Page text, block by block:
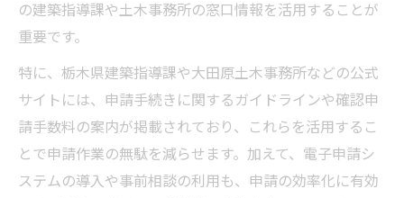
の建築指導課や土木事務所の窓口情報を活用することが
重要です。
特に、栃木県建築指導課や大田原土木事務所などの公式
サイトには、申請手続きに関するガイドラインや確認申
請手数料の案内が掲載されており、これらを活用するこ
とで申請作業の無駄を減らせます。加えて、電子申請シ
ステムの導入や事前相談の利用も、申請の効率化に有効